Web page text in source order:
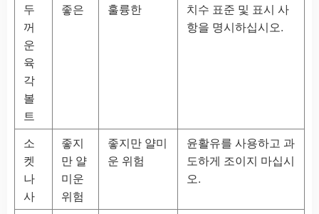
두
꺼
운
육
각
볼
트
좋은 훌륭한
치수 표준 및 표시 사
항을 명시하십시오.
소
켓
나
사
좋지
만 얄
미운
위험
좋지만 얄미
운 위험
윤활유를 사용하고 과
도하게 조이지 마십시
오.